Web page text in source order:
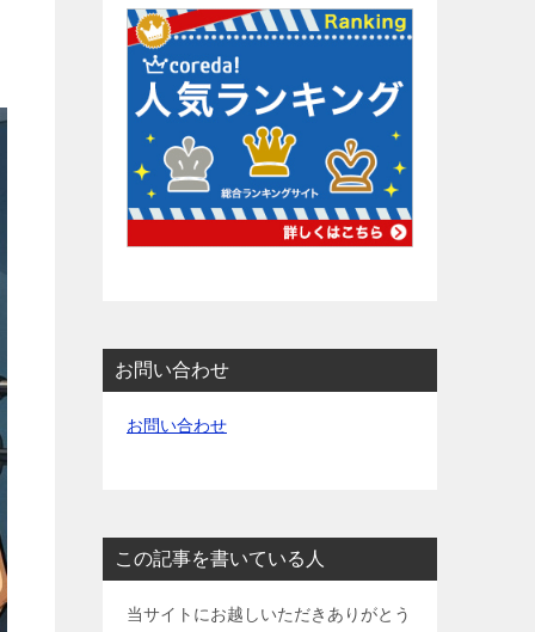
お問い合わせ
お問い合わせ
この記事を書いている人
当サイトにお越しいただきありがとう